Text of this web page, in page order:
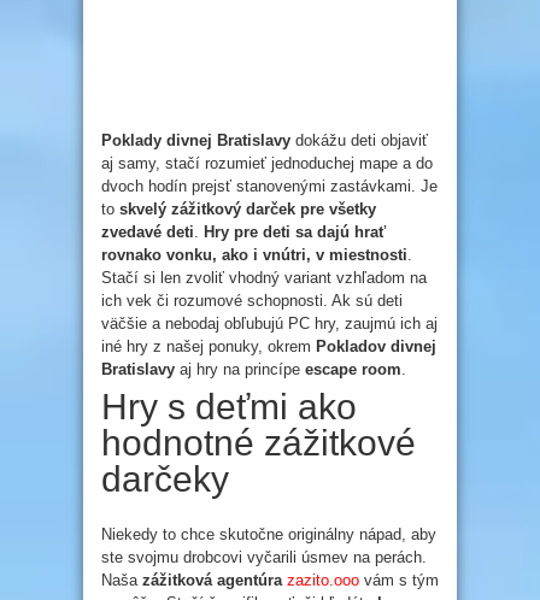
Poklady divnej Bratislavy dokážu deti objaviť
aj samy, stačí rozumieť jednoduchej mape a do
dvoch hodín prejsť stanovenými zastávkami. Je
to skvelý zážitkový darček pre všetky
zvedavé deti. Hry pre deti sa dajú hrať
rovnako vonku, ako i vnútri, v miestnosti.
Stačí si len zvoliť vhodný variant vzhľadom na
ich vek či rozumové schopnosti. Ak sú deti
väčšie a nebodaj obľubujú PC hry, zaujmú ich aj
iné hry z našej ponuky, okrem Pokladov divnej
Bratislavy aj hry na princípe escape room.
Hry s deťmi ako
hodnotné zážitkové
darčeky
Niekedy to chce skutočne originálny nápad, aby
ste svojmu drobcovi vyčarili úsmev na perách.
Naša zážitková agentúra zazito.ooo vám s tým